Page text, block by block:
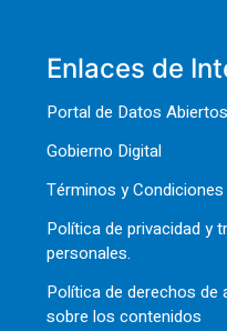
Enlaces de
Portal de Datos Abiertos
Gobierno Digital
Términos y Condiciones
Política de privacidad y
personales.
Política de derechos
sobre los contenidos